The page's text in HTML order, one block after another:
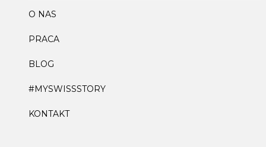
O NAS
PRACA
BLOG
#MYSWISSSTORY
KONTAKT